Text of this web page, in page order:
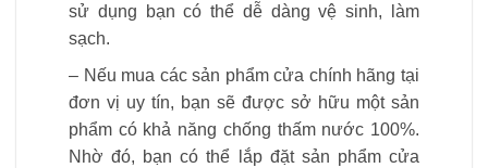
sử dụng bạn có thể dễ dàng vệ sinh, làm
sạch.
– Nếu mua các sản phẩm cửa chính hãng tại
đơn vị uy tín, bạn sẽ được sở hữu một sản
phẩm có khả năng chống thấm nước 100%.
Nhờ đó, bạn có thể lắp đặt sản phẩm cửa